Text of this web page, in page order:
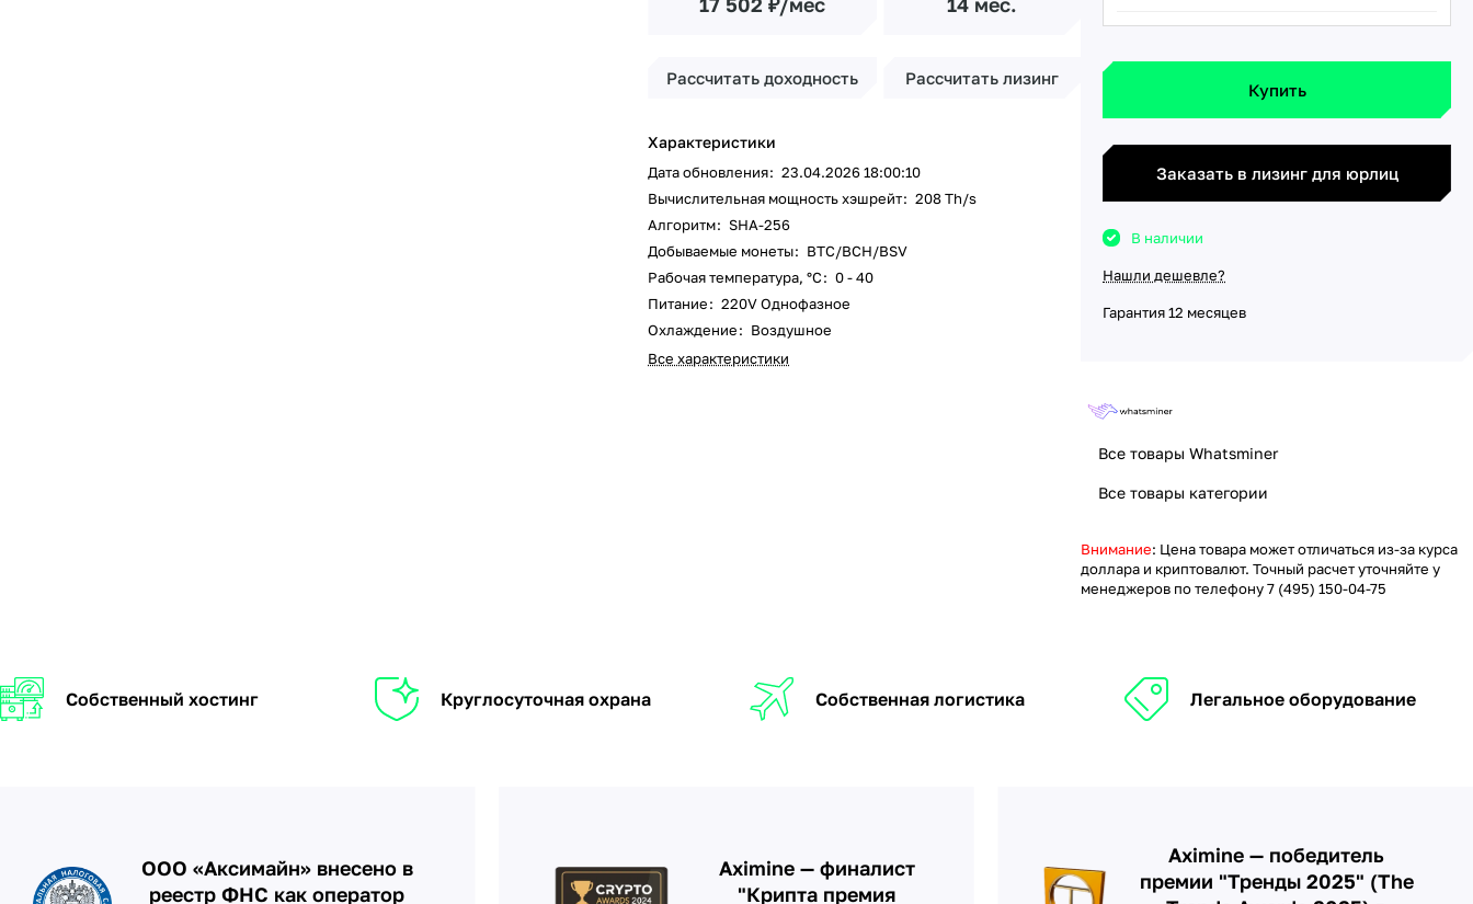
Рассчитать доходность Рассчитать лизинг
Характеристики
Дата обновления: 23.04.2026 18:00:10
Вычислительная мощность хэшрейт: 208 Th/s
Алгоритм: SHA-256
Добываемые монеты: BTC/BCH/BSV
Рабочая температура, °C: 0 - 40
Питание: 220V Однофазное
Охлаждение: Воздушное
Все характеристики
Купить
Заказать в лизинг для юрлиц
В наличии
Нашли дешевле?
Гарантия 12 месяцев
Все товары Whatsminer
Все товары категории
Внимание: Цена товара может отличаться из-за курса
доллара и криптовалют. Точный расчет уточняйте у
менеджеров по телефону7 (495) 150-04-75
Собственный хостинг Круглосуточная охрана Собственная логистика Легальное оборудование
ООО «Аксимайн» внесено в
реестр ФНС как оператор
Aximine — финалист
"Крипта премия
Aximine — победитель
премии "Тренды 2025" (The